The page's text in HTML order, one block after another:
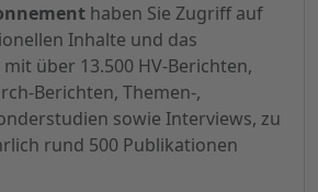
haben Sie Zugriff auf
Inhalte und das
über 13.500 HV-Berichten,
Berichten, Themen-,
sowie Interviews, zu
rund 500 Publikationen